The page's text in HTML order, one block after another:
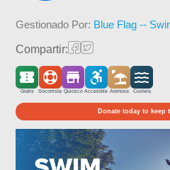
Gestionado Por: Blue Flag --
Compartir:
Gratis Socorrista Quiosco Accesible Arenosa Costera
Donate today to keep